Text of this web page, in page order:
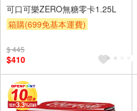
可口可樂ZERO無糖零卡1.25L
箱購(699免基本運費)
滿額9折
$ 445
$410